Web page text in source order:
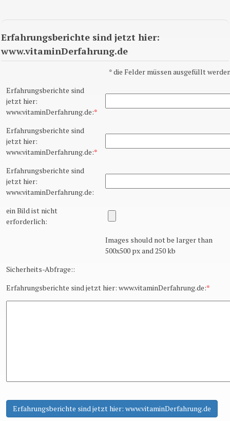
Erfahrungsberichte sind jetzt hier:
www.vitaminDerfahrung.de
*die Felder müssen ausgefüllt
Erfahrungsberichte sind
jetzt hier:
www.vitaminDerfahrung.de:*
Erfahrungsberichte sind
jetzt hier:
www.vitaminDerfahrung.de:*
Erfahrungsberichte sind
jetzt hier:
www.vitaminDerfahrung.de:
ein Bild ist nicht
erforderlich:
Images should not be larger than
500x500 px and 250 kb
Sicherheits-Abfrage::
Erfahrungsberichte sind jetzt hier: www.vitaminDerfahrung.de:*